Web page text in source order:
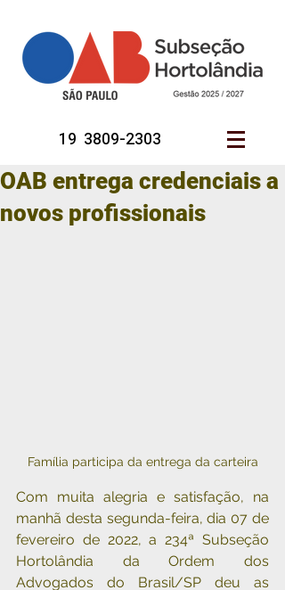
19 3809-2303
OAB entrega credenciais a
novos profissionais
Família participa da entrega da carteira
Com muita alegria e satisfação, na
manhã desta segunda-feira, dia 07 de
fevereiro de 2022, a 234ª Subseção
Hortolândia da Ordem dos
Advogados do Brasil/SP deu as